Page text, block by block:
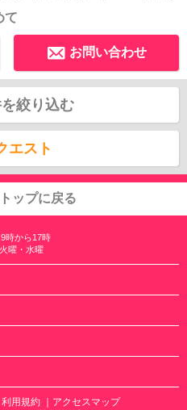
て
お問い合わせ
絞り込む
エスト
ップに戻る
時から17時
曜・水曜
利用規約 ｜アクセスマップ